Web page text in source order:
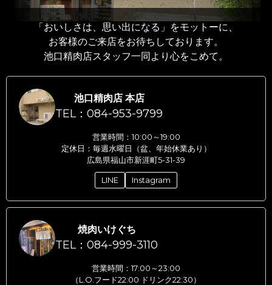
「おいしさは、思い出になる」をモットーに、
お客様のご来店をお待ちしております。
池口精肉店スタッフ一同より心をこめて。
池口精肉店 本店
TEL：084-953-9799
営業時間：10:00～19:00
定休日：毎週水曜日（盆、年始休業あり）
広島県福山市新涯町5-31-39
LINE Instagram
焼肉いけぐち
TEL：084-999-3110
営業時間：17:00～23:00
（L.O.フード22:00 ドリンク22:30）